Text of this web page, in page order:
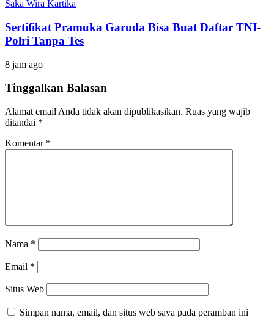
Sertifikat Pramuka Garuda Bisa Buat Daftar TNI-
Polri Tanpa Tes
8 jam ago
Tinggalkan Balasan
Alamat email Anda tidak akan dipublikasikan. Ruas yang wajib
ditandai *
Komentar *
Nama *
Email *
Situs Web
Simpan nama, email, dan situs web saya pada peramban ini